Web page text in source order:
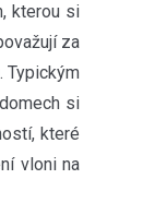
kterou si
za
Typickým
si
které
vloni na